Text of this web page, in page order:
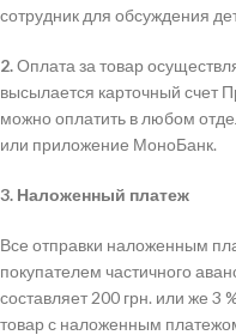
сотрудник для обсуждения
2.Оплата за товар
высылается карточный счет
можно оплатить в любом
или приложение МоноБанк.
3. Наложенный платеж
Все отправки наложенным
покупателем частичного
составляет 200 грн. или же 3
товар с наложенным